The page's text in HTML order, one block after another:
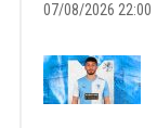
07/08/2026 22:00